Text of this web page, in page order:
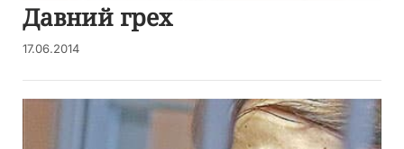
Давний грех
17.06.2014